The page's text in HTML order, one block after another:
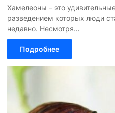
Хамелеоны – это
разведением которых люди
недавно. Несмотря…
Подробнее